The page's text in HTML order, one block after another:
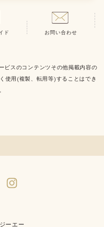
ド お問い合わせ
ビスのコンテンツその他掲載内容の
使用(複製、転用等)することはでき
ーエー